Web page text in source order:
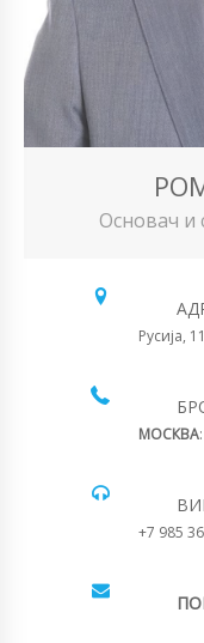
Основач и
Русија,
МОСКВА
+7 985